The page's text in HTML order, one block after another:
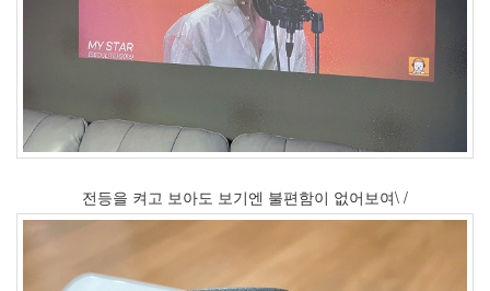
전등을 켜고 보아도 보기엔 불편함이 없어보여\ /
년
11
2008